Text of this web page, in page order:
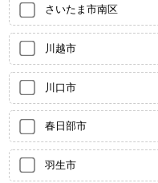
さいたま市南区
川越市
川口市
春日部市
羽生市